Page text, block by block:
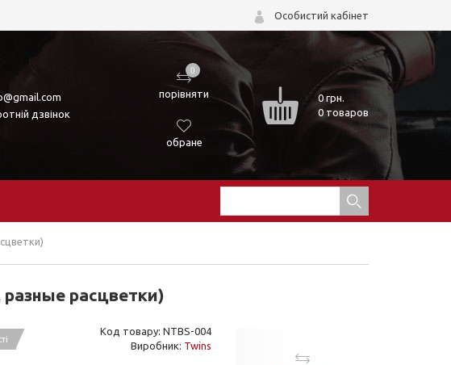
Особистий кабінет
дзвінок
0
порівняти
обране
0грн.
0 товаров
разные расцветки)
Код товару: NTBS-004
Виробник: Twins